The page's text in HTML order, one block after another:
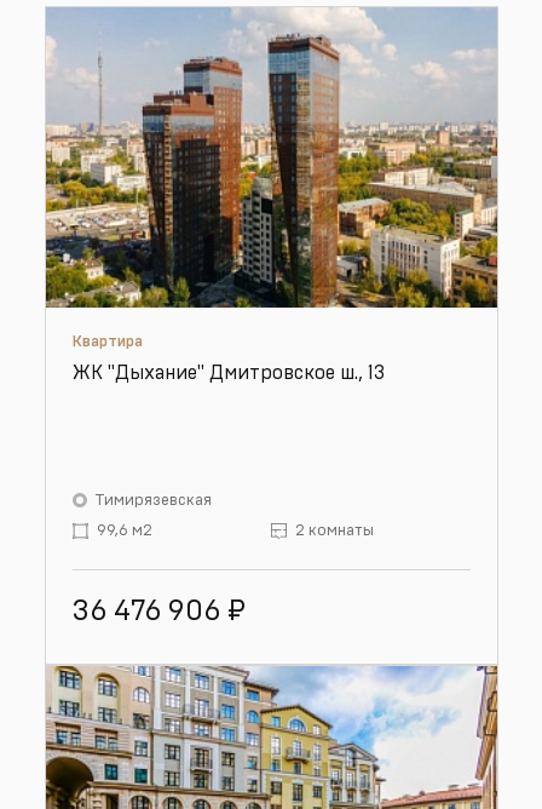
Квартира
ЖК "Дыхание" Дмитровское ш., 13
Тимирязевская
99,6 м2
2 комнаты
36 476 906 ₽